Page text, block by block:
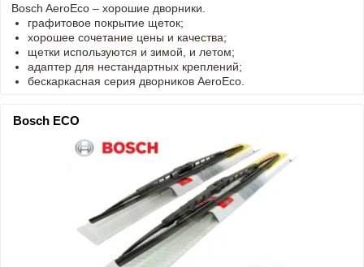
Bosch AeroEco – хорошие дворники.
графитовое покрытие щеток;
хорошее сочетание цены и качества;
щетки используются и зимой, и летом;
адаптер для нестандартных креплений;
бескаркасная серия дворников AeroEco.
Bosch ECO